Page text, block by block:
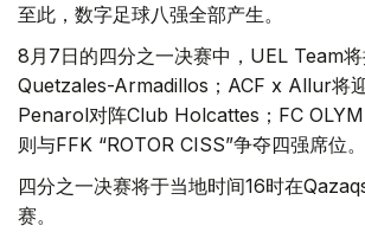
至此，数字足球八强全部产生。
8月7日的四分之一决赛中，UEL Team
Quetzales-Armadillos；ACF x Allur将
Penarol对阵Club Holcattes；FC
则与FFK “ROTOR CISS”争夺四强席位。
四分之一决赛将于当地时间16时在
赛。